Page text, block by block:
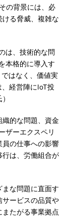
の背景には、必
る脅威、複雑な
は、技術的な問
本格的に導入す
はなく、価値実
経営陣にIoT投
的な問題、資金
ザーエクスペリ
員の仕事への影響
行は、労働組合が
な問題に直面す
サービスの品質や
たがる事業拠点